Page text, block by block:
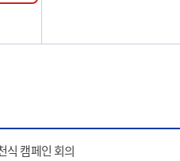
식 캠페인 회의